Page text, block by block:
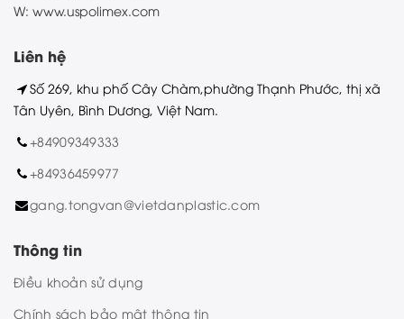
W: www.uspolimex.com
Liên hệ
Số 269, khu phố Cây Chàm,phường Thạnh Phước, thị xã
Tân Uyên, Bình Dương, Việt Nam.
+84909349333
+84936459977
gang.tongvan@vietdanplastic.com
Thông tin
Điều khoản sử dụng
Chính sách bảo mật thông tin